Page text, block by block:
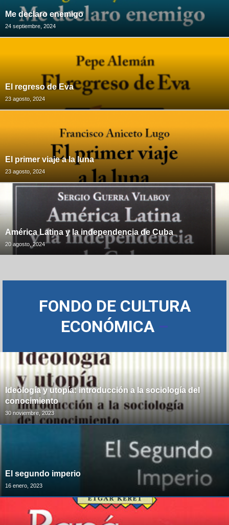
Me declaro enemigo
24 septiembre, 2024
El regreso de Eva
23 agosto, 2024
El primer viaje a la luna
23 agosto, 2024
América Latina y la independencia de Cuba
20 agosto, 2024
FONDO DE CULTURA
ECONÓMICA
Ideología y utopía: introducción a la sociología del
conocimiento
30 noviembre, 2023
El segundo imperio
16 enero, 2023